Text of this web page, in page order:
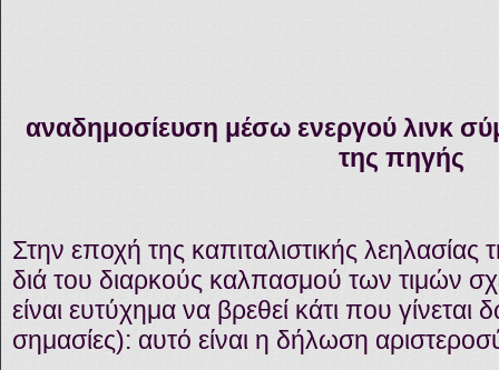
αναδημοσίευση μέσω ενεργού λινκ
της πηγής
Στην εποχή της καπιταλιστικής λεηλασίας
διά του διαρκούς καλπασμού των τιμών
είναι ευτύχημα να βρεθεί κάτι που γίνεται
σημασίες): αυτό είναι η δήλωση